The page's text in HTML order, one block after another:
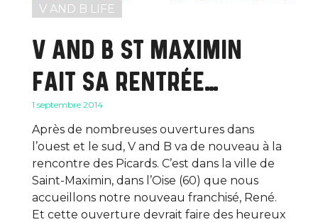
V AND B LIFE
V AND B ST MAXIMIN
FAIT SA RENTRÉE…
1 septembre 2014
Après de nombreuses ouvertures dans
l’ouest et le sud, V and B va de nouveau à la
rencontre des Picards. C’est dans la ville de
Saint-Maximin, dans l’Oise (60) que nous
accueillons notre nouveau franchisé, René.
Et cette ouverture devrait faire des heureux